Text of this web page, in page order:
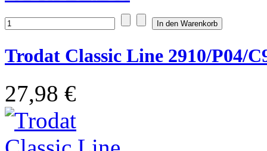
Trodat Classic Line 2910/P04/
27,98 €